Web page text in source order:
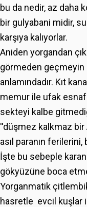
bu da nedir, az daha
bir gulyabani midir,
karşıya kalıyorlar.
Aniden yorgandan
görmeden geçmeyin
anlamındadır. Kıt
memur ile ufak
sekteyi kalbe
''düşmez kalkmaz bir
asıl paranın
İşte bu sebeple
gökyüzüne boca
Yorganmatik
hasretle evcil kuşlar